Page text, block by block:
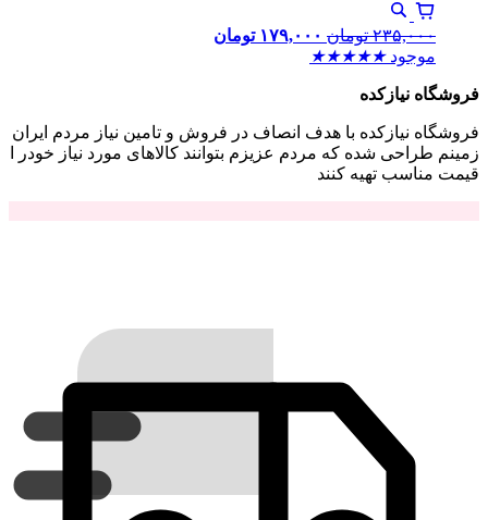
۲۳۵,۰۰۰ تومان ۱۷۹,۰۰۰ تومان
موجود ★
★
★
★
★
فروشگاه نیازکده
فروشگاه نیازکده با هدف انصاف در فروش و تامین نیاز مردم ایران
زمینم طراحی شده که مردم عزیزم بتوانند کالاهای مورد نیاز خودر ا
قیمت مناسب تهیه کنند